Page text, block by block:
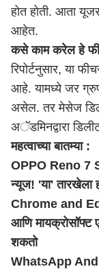
होत होती. आता
आहेत.
कसे काम करेल हे
रिपोर्टनुसार, या
आहे. यामध्ये जर
असेल. तर मेसेज
अॅडमिनद्वारा
महत्वाच्या बातम्या :
OPPO Reno 7
न्यूज! 'या' तारखेला
Chrome and
आणि
शकतो
WhatsApp And